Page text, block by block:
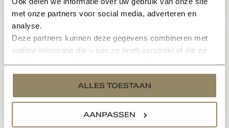
met onze partners voor social media, adverteren en
analyse.
Deze partners kunnen deze gegevens combineren met
andere informatie die u aan ze heeft verstrekt of die ze
services.
ALLES TOESTAAN
AANPASSEN
338,99Per stuk
Brievenbus inbouwkast Basalt 40 -